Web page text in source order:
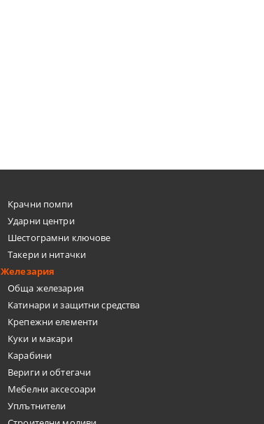
Крачни помпи
Ударни центри
Шестограмни ключове
Такери и нитачки
Железария
Обща железария
Катинари и защитни средства
Крепежни елементи
Куки и макари
Карабини
Вериги и обтегачи
Мебелни аксесоари
Уплътнители